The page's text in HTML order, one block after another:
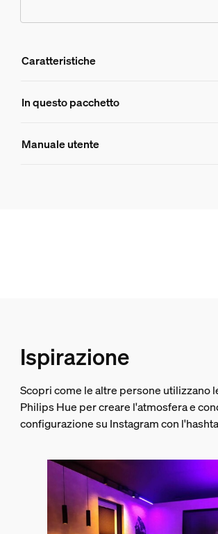
Caratteristiche
Caratteristiche
8719514872462
2
Hue White and color ambiance Barra
1
In questo pacchetto
Manuale utente
Ispirazione
Scopri come le altre persone utilizzano
Philips Hue per creare l'atmosfera e
configurazione su Instagram con